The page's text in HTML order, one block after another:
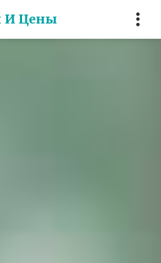
И Цены